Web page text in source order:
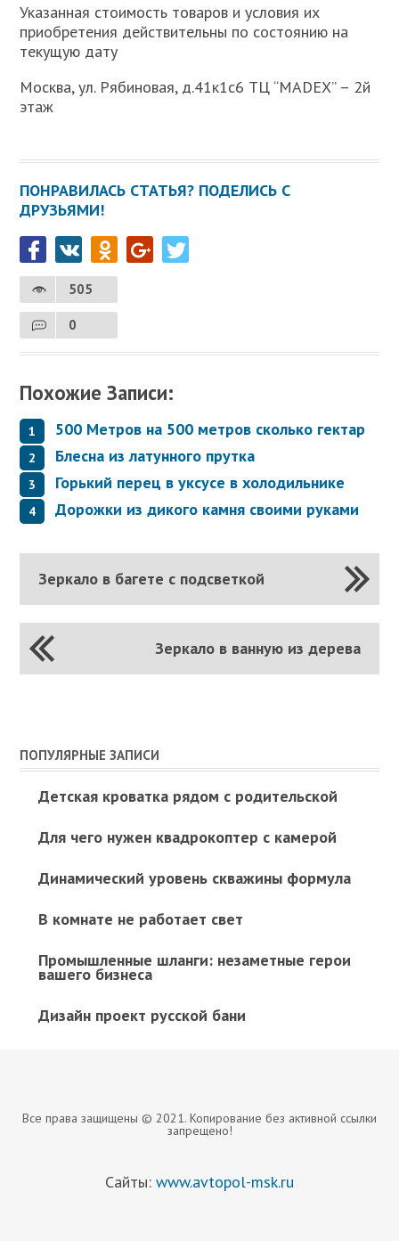
Указанная стоимость товаров и условия их
приобретения действительны по состоянию на
текущую дату
Москва, ул. Рябиновая, д.41к1с6 ТЦ “MADEX” – 2й
этаж
ПОНРАВИЛАСЬ СТАТЬЯ? ПОДЕЛИСЬ С
ДРУЗЬЯМИ!
505
0
Похожие Записи:
500 Метров на 500 метров сколько гектар
Блесна из латунного прутка
Горький перец в уксусе в холодильнике
Дорожки из дикого камня своими руками
Зеркало в багете с подсветкой
Зеркало в ванную из дерева
ПОПУЛЯРНЫЕ ЗАПИСИ
Детская кроватка рядом с родительской
Для чего нужен квадрокоптер с камерой
Динамический уровень скважины формула
В комнате не работает свет
Промышленные шланги: незаметные герои
вашего бизнеса
Дизайн проект русской бани
Все права защищены © 2021. Копирование без активной ссылки
запрещено!
Сайты: www.avtopol-msk.ru